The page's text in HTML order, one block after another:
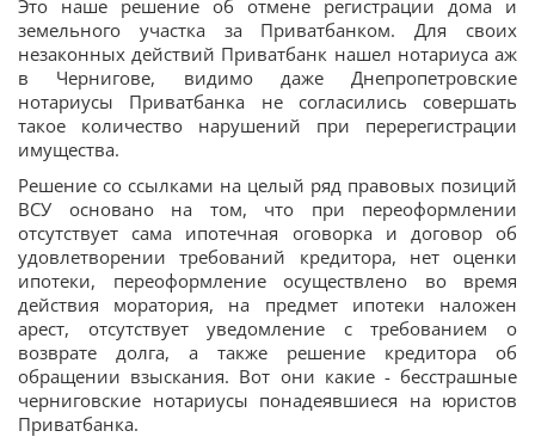
Это наше решение об отмене регистрации дома и
земельного участка за Приватбанком. Для своих
незаконных действий Приватбанк нашел нотариуса аж
в Чернигове, видимо даже Днепропетровские
нотариусы Приватбанка не согласились совершать
такое количество нарушений при перерегистрации
имущества.
Решение со ссылками на целый ряд правовых позиций
ВСУ основано на том, что при переоформлении
отсутствует сама ипотечная оговорка и договор об
удовлетворении требований кредитора, нет оценки
ипотеки, переоформление осуществлено во время
действия моратория, на предмет ипотеки наложен
арест, отсутствует уведомление с требованием о
возврате долга, а также решение кредитора об
обращении взыскания. Вот они какие - бесстрашные
черниговские нотариусы понадеявшиеся на юристов
Приватбанка.